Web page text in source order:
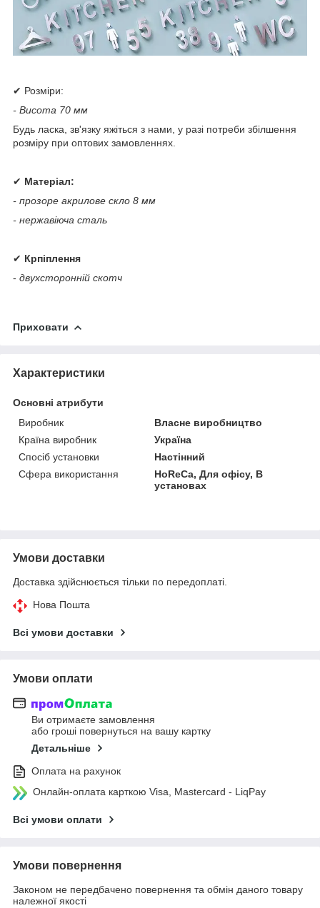
✔ Розміри:
- Висота 70 мм
Будь ласка, зв'язку яжіться з нами, у разі потреби збілшення
розміру при оптових замовленнях.
✔ Матеріал:
- прозоре акрилове скло 8 мм
- нержавіюча сталь
✔ Крпіплення
- двухсторонній скотч
Приховати
Характеристики
Основні атрибути
Виробник
Власне виробництво
Країна виробник
Україна
Спосіб установки
Настінний
Сфера використання
HoReCa, Для офісу, В
установах
Умови доставки
Доставка здійснюється тільки по передоплаті.
Нова Пошта
Всі умови доставки
Умови оплати
Ви отримаєте замовлення
або гроші повернуться на вашу картку
Детальніше
Оплата на рахунок
Онлайн-оплата карткою Visa, Mastercard - LiqPay
Всі умови оплати
Умови повернення
Законом не передбачено повернення та обмін даного товару
належної якості